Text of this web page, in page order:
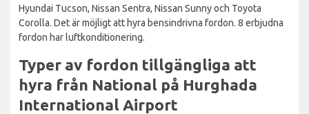
Hyundai Tucson, Nissan Sentra, Nissan Sunny och Toyota
Corolla. Det är möjligt att hyra bensindrivna fordon. 8 erbjudna
fordon har luftkonditionering.
Typer av fordon tillgängliga att
hyra från National på Hurghada
International Airport